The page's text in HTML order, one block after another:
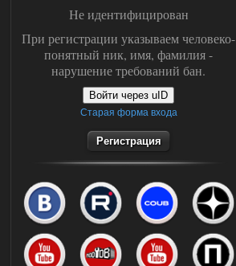
Не идентифицирован
При регистрации указываем человеко-
понятный ник, имя, фамилия -
нарушение требований бан.
Войти через uID
Старая форма входа
Регистрация